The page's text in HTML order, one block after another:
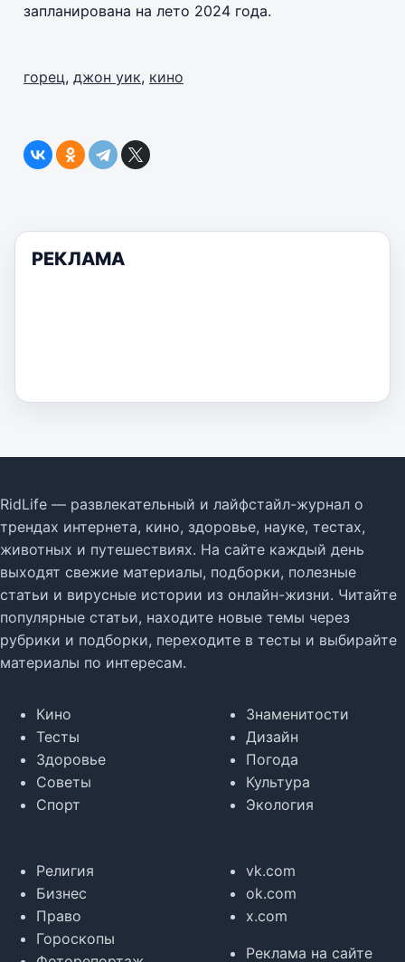
запланирована на лето 2024 года.
горец, джон уик, кино
РЕКЛАМА
RidLife — развлекательный и лайфстайл-журнал о
трендах интернета, кино, здоровье, науке, тестах,
животных и путешествиях. На сайте каждый день
выходят свежие материалы, подборки, полезные
статьи и вирусные истории из онлайн-жизни. Читайте
популярные статьи, находите новые темы через
рубрики и подборки, переходите в тесты и выбирайте
материалы по интересам.
Кино
Тесты
Здоровье
Советы
Спорт
Знаменитости
Дизайн
Погода
Культура
Экология
Религия
Бизнес
Право
Гороскопы
vk.com
ok.com
x.com
Реклама на сайте